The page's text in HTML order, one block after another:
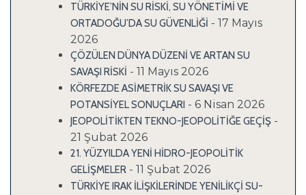
TÜRKİYE’NİN SU RİSKİ, SU YÖNETİMİ VE
ORTADOĞU’DA SU GÜVENLİĞİ - 17 Mayıs
2026
ÇÖZÜLEN DÜNYA DÜZENİ VE ARTAN SU
SAVAŞI RİSKİ - 11 Mayıs 2026
KÖRFEZDE ASİMETRİK SU SAVAŞI VE
POTANSİYEL SONUÇLARI - 6 Nisan 2026
JEOPOLİTİKTEN TEKNO-JEOPOLİTİĞE GEÇİŞ -
21 Şubat 2026
21. YÜZYILDA YENİ HİDRO-JEOPOLİTİK
GELİŞMELER - 11 Şubat 2026
TÜRKİYE IRAK İLİŞKİLERİNDE YENİLİKÇİ SU-